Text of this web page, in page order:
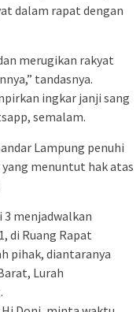
dalam rapat dengan
merugikan rakyat
tandasnya.
ingkar janji sang
semalam.
Lampung penuhi
menuntut hak atas
3 menjadwalkan
di Ruang Rapat
pihak, diantaranya
Lurah